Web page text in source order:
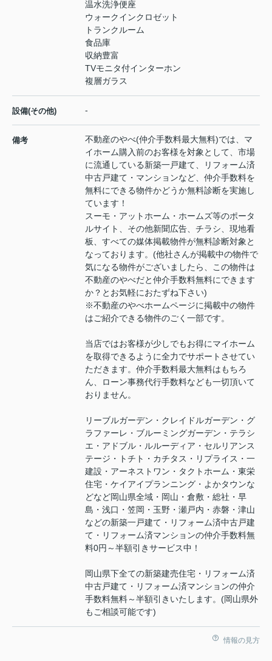
温水洗浄便座
ウォークインクロゼット
トランクルーム
食品庫
収納豊富
TVモニタ付インターホン
複層ガラス
設備(その他) -
備考
不動産のやべ(仲介手数料最大無料)では、マ
イホーム購入前のお客様を対象として、市場
に流通している新築一戸建て、リフォーム済
中古戸建て・マンションなど、仲介手数料を
無料にできる物件かどうか無料診断を実施し
ています！
スーモ・アットホーム・ホームズ等のポータ
ルサイト、その他新聞広告、チラシ、現地看
板、すべての媒体掲載物件が無料診断対象と
なっております。(他社さんが掲載中の物件で
気になる物件がございましたら、この物件は
不動産のやべだと仲介手数料無料にできます
か？とお気軽におたずね下さい)
※不動産のやべホームページに掲載中の物件
はご紹介できる物件のごく一部です。
当店ではお客様が少しでもお得にマイホーム
を取得できるように全力でサポートさせてい
ただきます。仲介手数料最大無料はもちろ
ん、ローン事務代行手数料なども一切頂いて
おりません。
リーブルガーデン・クレイドルガーデン・グ
ラファーレ・ブルーミングガーデン・テラシ
エ・アドブル・ルルーディア・セルリアンス
テージ・トチト・カチタス・リプライス・一
建設・アーネストワン・タクトホーム・東栄
住宅・ケイアイプランニング・よかタウンな
どなど岡山県全域・岡山・倉敷・総社・早
島・浅口・笠岡・玉野・瀬戸内・赤磐・津山
などの新築一戸建て・リフォーム済中古戸建
て・リフォーム済マンションの仲介手数料無
料0円～半額引きサービス中！
岡山県下全ての新築建売住宅・リフォーム済
中古戸建て・リフォーム済マンションの仲介
手数料無料～半額引きいたします。(岡山県外
もご相談可能です)
情報の見方